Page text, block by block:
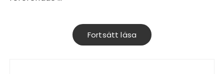
Fortsätt läsa